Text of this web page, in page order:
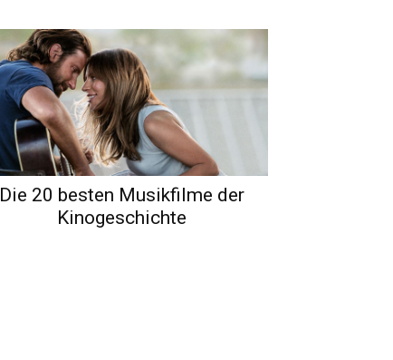
Die 20 besten Musikfilme der
Kinogeschichte